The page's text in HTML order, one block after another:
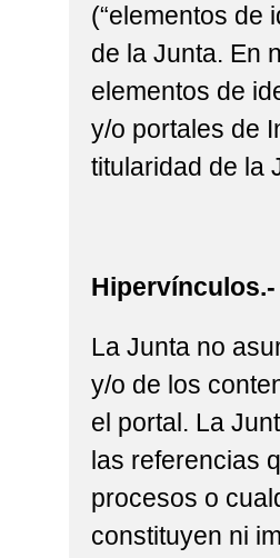
(“elementos de
de la Junta. En
elementos de
y/o portales de
titularidad de la
Hipervínculos.-
La Junta no
y/o de los
el portal. La
las referencias
procesos o
constituyen ni